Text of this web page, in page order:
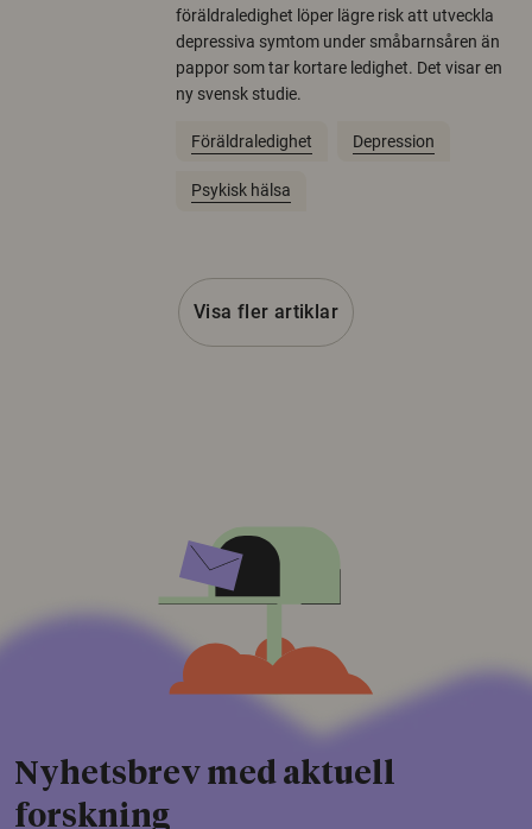
föräldraledighet löper lägre risk att utveckla
depressiva symtom under småbarnsåren än
pappor som tar kortare ledighet. Det visar en
ny svensk studie.
Föräldraledighet Depression
Psykisk hälsa
Visa fler artiklar
Nyhetsbrev med aktuell
forskning